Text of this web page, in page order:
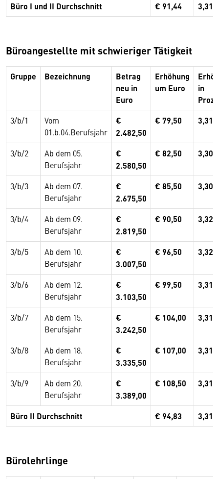
Büro I und II Durchschnitt
€ 91,44
Büroangestellte mit schwieriger Tätigkeit
Gruppe Bezeichnung
Betrag
neu in
Euro
Erhöhung
um Euro
in
3/b/1
Vom
01.b.04.Berufsjahr
€
2.482,50
€ 79,50
3/b/2
Ab dem 05.
Berufsjahr
€
2.580,50
€ 82,50
3/b/3
Ab dem 07.
Berufsjahr
€
2.675,50
€ 85,50
3/b/4
Ab dem 09.
Berufsjahr
€
2.819,50
€ 90,50
3/b/5
Ab dem 10.
Berufsjahr
€
3.007,50
€ 96,50
3/b/6
Ab dem 12.
Berufsjahr
€
3.103,50
€ 99,50
3/b/7
Ab dem 15.
Berufsjahr
€
3.242,50
€ 104,00
3/b/8
Ab dem 18.
Berufsjahr
€
3.335,50
€ 107,00
3/b/9
Ab dem 20.
Berufsjahr
€
3.389,00
€ 108,50
Büro II Durchschnitt € 94,83
Bürolehrlinge